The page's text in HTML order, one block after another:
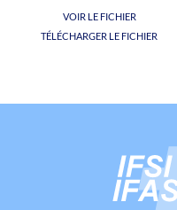
VOIR LE FICHIER
TÉLÉCHARGER LE FICHIER